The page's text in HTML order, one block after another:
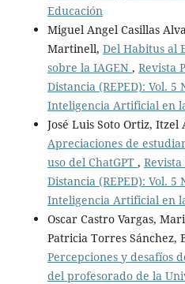
Educación
Miguel Angel Casillas
Martinell, Del Habitus al
sobre la IAGEN , Revista
Distancia (REPED): Vol. 5
Inteligencia Artificial en
José Luis Soto Ortiz, Itzel
Apreciaciones de
uso del ChatGPT ,
Distancia (REPED): Vol. 5
Inteligencia Artificial en
Oscar Castro Vargas,
Patricia Torres Sánchez,
Percepciones y desafíos
del profesorado de la